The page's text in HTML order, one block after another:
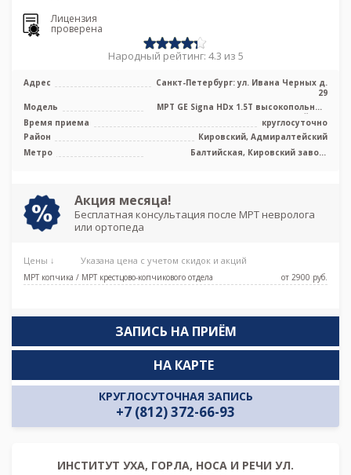
Лицензия
проверена
Народный рейтинг: 4.3 из 5
Адрес
Санкт-Петербург: ул. Ивана Черных д.
29
Модель
МРТ GE Signa HDx 1.5T высокопольный
закрытый тип
Время приема
круглосуточно
Район
Кировский, Адмиралтейский
Метро
Балтийская, Кировский завод,
Акция месяца!
Бесплатная консультация после МРТ невролога
или ортопеда
Цены ↓ Указана цена с учетом скидок и акций
МРТ копчика / МРТ крестцово-копчикового отдела от 2900 pуб.
ЗАПИСЬ НА ПРИЁМ
КРУГЛОСУТОЧНАЯ ЗАПИСЬ
+7 (812) 372-66-93
НА КАРТЕ
ИНСТИТУТ УХА, ГОРЛА, НОСА И РЕЧИ УЛ.